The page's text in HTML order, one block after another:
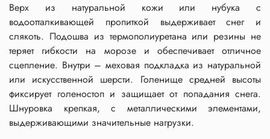
Верх из натуральной кожи или нубука с
водоотталкивающей пропиткой выдерживает снег и
слякоть. Подошва из термополиуретана или резины не
теряет гибкости на морозе и обеспечивает отличное
сцепление. Внутри – меховая подкладка из натуральной
или искусственной шерсти. Голенище средней высоты
фиксирует голеностоп и защищает от попадания снега.
Шнуровка крепкая, с металлическими элементами,
выдерживающими значительные нагрузки.